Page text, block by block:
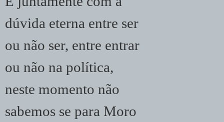
dúvida eterna entre ser
ou não ser, entre entrar
ou não na política,
neste momento não
sabemos se para Moro